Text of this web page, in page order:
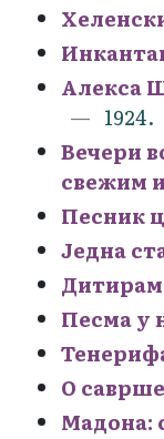
Алекса
1924.
Вечери
свежим
Песник
Једна
Песма у
О
Мадона: